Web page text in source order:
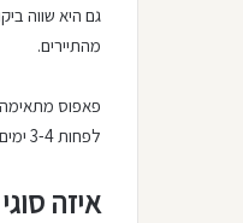
גם היא שווה
מהתיירים.
פאפוס מתאימה
לפחות 3-4 ימים כדי להספיק ליהנות מכל מה שיש לעיר המיוחדת הזו להציע.
איזה